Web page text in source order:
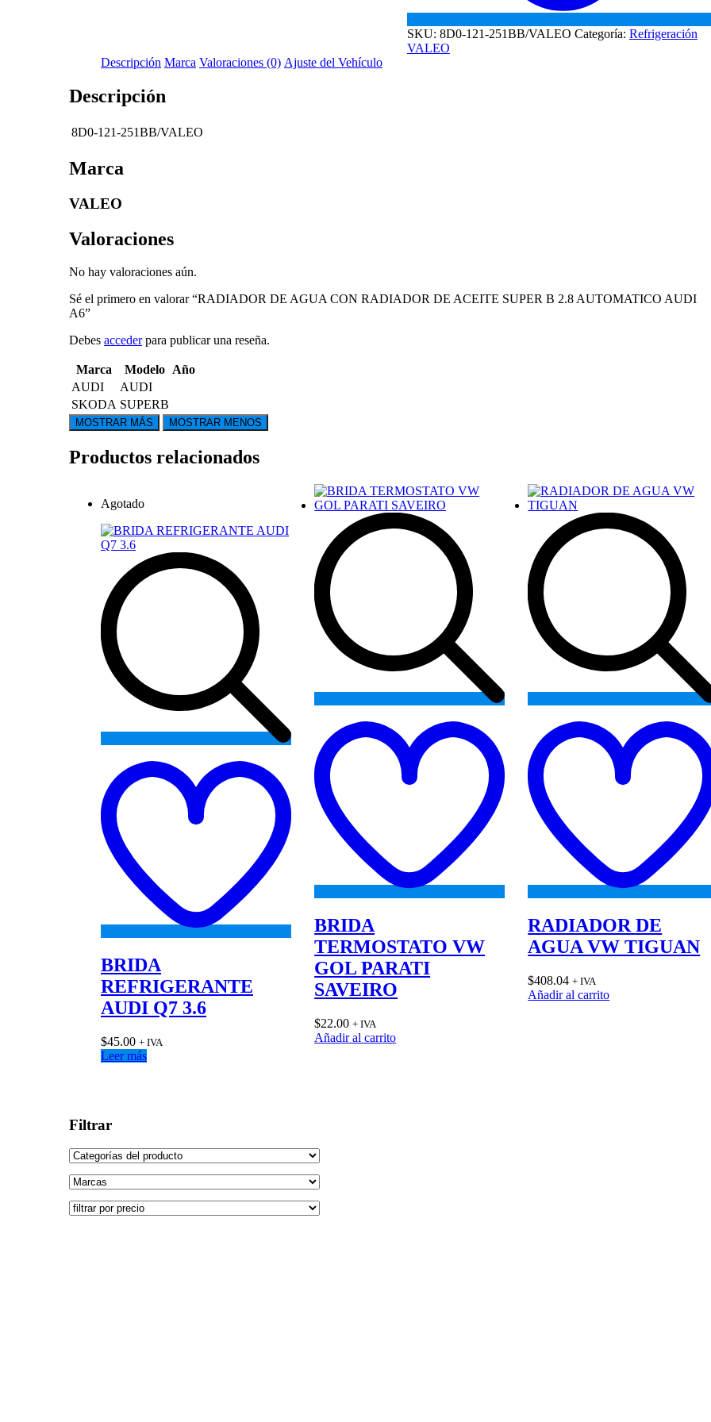
SKU: 8D0-121-251BB/VALEO Categoría: Refrigeración
VALEO
Descripción Marca Valoraciones (0) Ajuste del Vehículo
Descripción
8D0-121-251BB/VALEO
Marca
VALEO
Valoraciones
No hay valoraciones aún.
Sé el primero en valorar “RADIADOR DE AGUA CON RADIADOR DE ACEITE SUPER B 2.8 AUTOMATICO AUDI
A6”
Debes accederpara publicar una reseña.
Marca Modelo Año
AUDI
AUDI
SKODA SUPERB
Productos relacionados
Agotado
wishlist
BRIDA
REFRIGERANTE
AUDI Q7 3.6
$45.00 + IVA
Leer más
wishlist
BRIDA
TERMOSTATO VW
GOL PARATI
SAVEIRO
$22.00 + IVA
Añadir al carrito
RADIADOR DE
AGUA VW TIGUAN
$408.04 + IVA
Añadir al carrito
Filtrar